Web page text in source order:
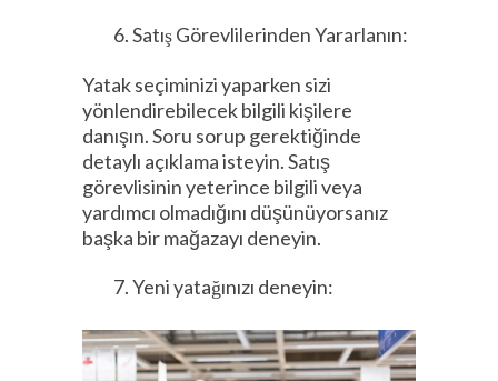
Satış Görevlilerinden Yararlanın:
Yatak seçiminizi yaparken sizi
yönlendirebilecek bilgili kişilere
danışın. Soru sorup gerektiğinde
detaylı açıklama isteyin. Satış
görevlisinin yeterince bilgili veya
yardımcı olmadığını düşünüyorsanız
başka bir mağazayı deneyin.
Yeni yatağınızı deneyin: